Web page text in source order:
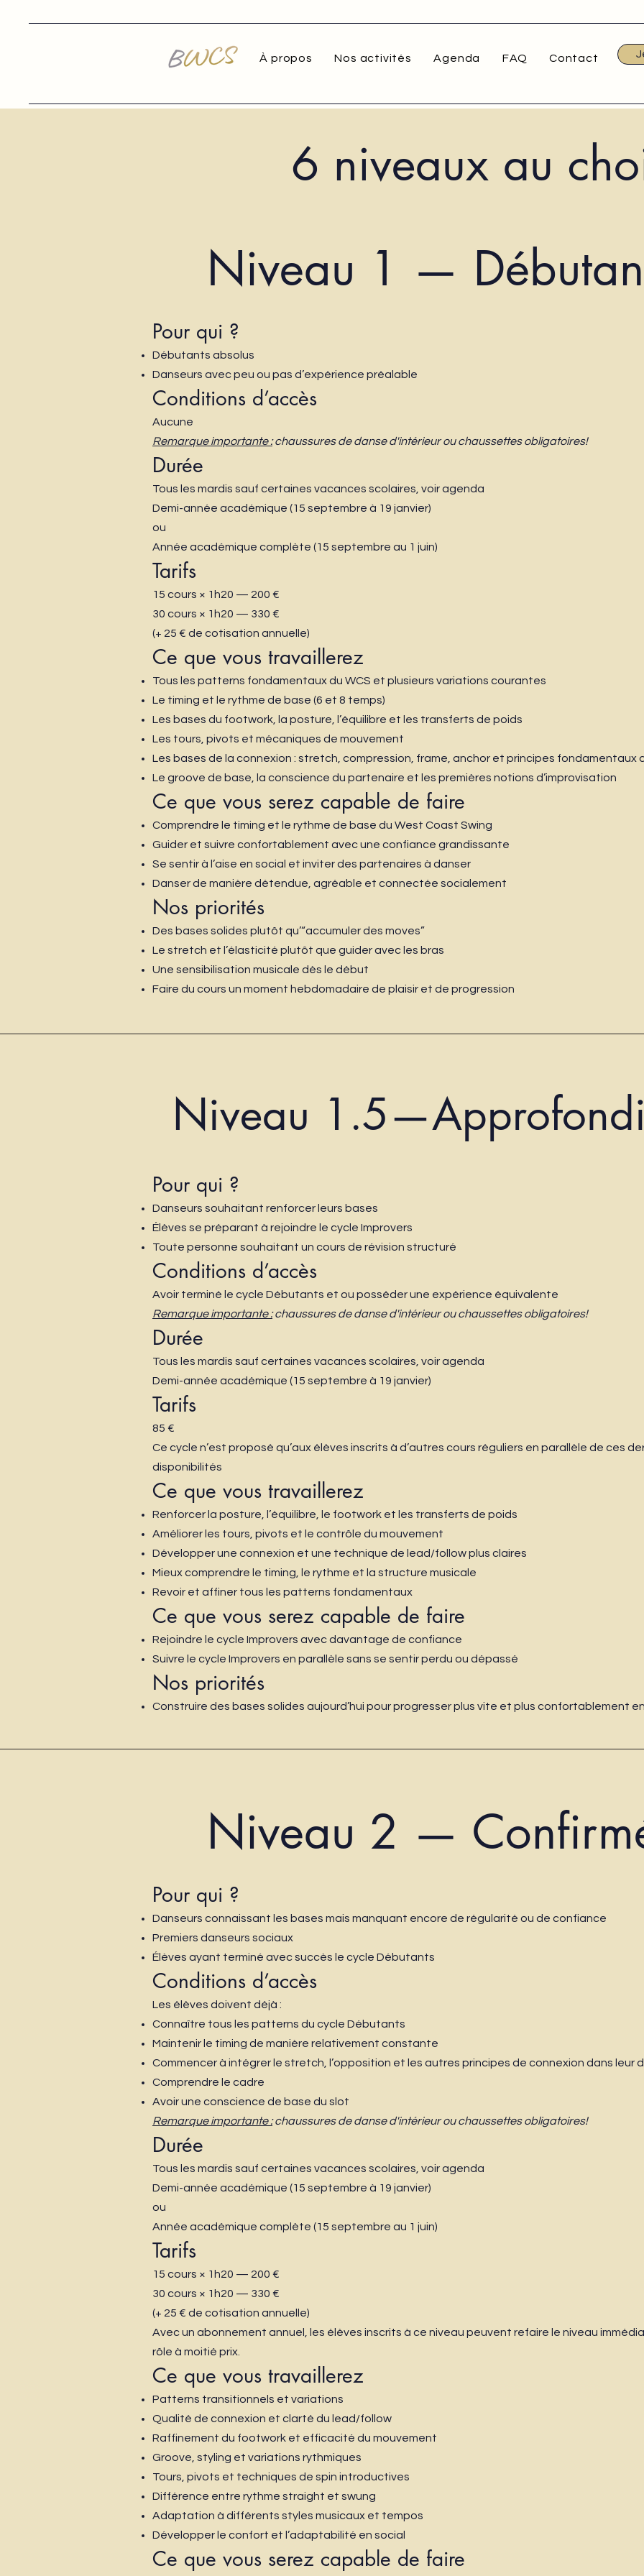
À propos Nos activités Agenda FAQ Contact
6 niveaux au
Niveau 1 —
Pour qui ?
Débutants absolus
Danseurs avec peu ou pas d’expérience préalable
Conditions d’accès
Aucune
Remarque importante :chaussures de danse d'intérieur ou chaussettes obligatoires!
Durée
Tous les mardis sauf certaines vacances scolaires, voir agenda
Demi-année académique (15 septembre à 19 janvier)
ou
Année académique complète (15 septembre au 1 juin)
Tarifs
15 cours × 1h20 — 200 €
30 cours × 1h20 — 330 €
(+ 25 € de cotisation annuelle)
Ce que vous travaillerez
Tous les patterns fondamentaux du WCS et plusieurs variations courantes
Le timing et le rythme de base (6 et 8 temps)
Les bases du footwork, la posture, l’équilibre et les transferts de poids
Les tours, pivots et mécaniques de mouvement
Les bases de la connexion : stretch, compression, frame, anchor et principes fondamentaux
Le groove de base, la conscience du partenaire et les premières notions d’improvisation
Ce que vous serez capable de faire
Comprendre le timing et le rythme de base du West Coast Swing
Guider et suivre confortablement avec une confiance grandissante
Se sentir à l’aise en social et inviter des partenaires à danser
Danser de manière détendue, agréable et connectée socialement
Nos priorités
Des bases solides plutôt qu’“accumuler des moves”
Le stretch et l’élasticité plutôt que guider avec les bras
Une sensibilisation musicale dès le début
Faire du cours un moment hebdomadaire de plaisir et de progression
Niveau
Pour qui ?
Danseurs souhaitant renforcer leurs bases
Élèves se préparant à rejoindre le cycle Improvers
Toute personne souhaitant un cours de révision structuré
Conditions d’accès
Avoir terminé le cycle Débutants et ou posséder une expérience équivalente
Remarque importante :chaussures de danse d'intérieur ou chaussettes obligatoires!
Durée
Tous les mardis sauf certaines vacances scolaires, voir agenda
Demi-année académique (15 septembre à 19 janvier)
Tarifs
85 €
Ce cycle n’est proposé qu’aux élèves inscrits à d’autres cours réguliers en parallèle de ces
disponibilités
Ce que vous travaillerez
Renforcer la posture, l’équilibre, le footwork et les transferts de poids
Améliorer les tours, pivots et le contrôle du mouvement
Développer une connexion et une technique de lead/follow plus claires
Mieux comprendre le timing, le rythme et la structure musicale
Revoir et affiner tous les patterns fondamentaux
Ce que vous serez capable de faire
Rejoindre le cycle Improvers avec davantage de confiance
Suivre le cycle Improvers en parallèle sans se sentir perdu ou dépassé
Nos priorités
Construire des bases solides aujourd’hui pour progresser plus vite et plus confortablement
Niveau 2 —
Pour qui ?
Danseurs connaissant les bases mais manquant encore de régularité ou de confiance
Premiers danseurs sociaux
Élèves ayant terminé avec succès le cycle Débutants
Conditions d’accès
Les élèves doivent déjà :
Connaître tous les patterns du cycle Débutants
Maintenir le timing de manière relativement constante
Commencer à intégrer le stretch, l’opposition et les autres principes de connexion dans leur
Comprendre le cadre
Avoir une conscience de base du slot
Remarque importante :chaussures de danse d'intérieur ou chaussettes obligatoires!
Durée
Tous les mardis sauf certaines vacances scolaires, voir agenda
Demi-année académique (15 septembre à 19 janvier)
ou
Année académique complète (15 septembre au 1 juin)
Tarifs
15 cours × 1h20 — 200 €
30 cours × 1h20 — 330 €
(+ 25 € de cotisation annuelle)
Avec un abonnement annuel, les élèves inscrits à ce niveau peuvent refaire le niveau
rôle à moitié prix.
Ce que vous travaillerez
Patterns transitionnels et variations
Qualité de connexion et clarté du lead/follow
Raffinement du footwork et efficacité du mouvement
Groove, styling et variations rythmiques
Tours, pivots et techniques de spin introductives
Différence entre rythme straight et swung
Adaptation à différents styles musicaux et tempos
Développer le confort et l’adaptabilité en social
Ce que vous serez capable de faire